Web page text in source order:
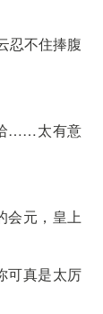
忍不住捧腹
……太有意
会元，皇上
可真是太厉